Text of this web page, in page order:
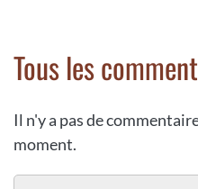
Tous les
Il n'y a pas de
moment.